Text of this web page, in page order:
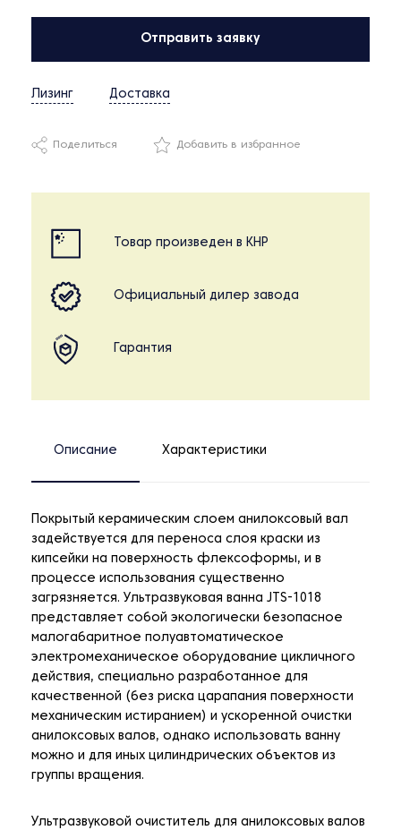
Отправить заявку
Лизинг Доставка
Поделиться Добавить в избранное
Товар произведен в КНР
Официальный дилер завода
Гарантия
Описание Характеристики
Покрытый керамическим слоем анилоксовый вал
задействуется для переноса слоя краски из
кипсейки на поверхность флексоформы, и в
процессе использования существенно
загрязняется. Ультразвуковая ванна JTS-1018
представляет собой экологически безопасное
малогабаритное полуавтоматическое
электромеханическое оборудование цикличного
действия, специально разработанное для
качественной (без риска царапания поверхности
механическим истиранием) и ускоренной очистки
анилоксовых валов, однако использовать ванну
можно и для иных цилиндрических объектов из
группы вращения.
Ультразвуковой очиститель для анилоксовых валов